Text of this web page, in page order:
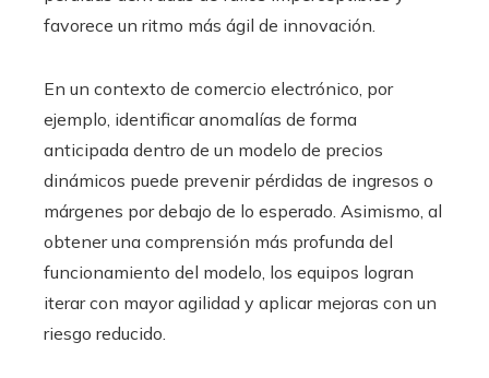
favorece un ritmo más ágil de innovación.
En un contexto de comercio electrónico, por
ejemplo, identificar anomalías de forma
anticipada dentro de un modelo de precios
dinámicos puede prevenir pérdidas de ingresos o
márgenes por debajo de lo esperado. Asimismo, al
obtener una comprensión más profunda del
funcionamiento del modelo, los equipos logran
iterar con mayor agilidad y aplicar mejoras con un
riesgo reducido.